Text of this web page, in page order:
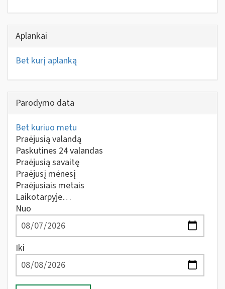
Aplankai
Bet kurį aplanką
Parodymo data
Bet kuriuo metu
Praėjusią valandą
Paskutines 24 valandas
Praėjusią savaitę
Praėjusį mėnesį
Praėjusiais metais
Laikotarpyje…
Nuo
Iki